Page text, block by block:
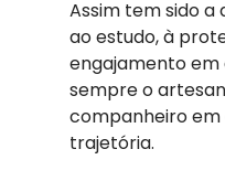
Assim tem sido
ao estudo, à
engajamento em
sempre o
companheiro
trajetória.